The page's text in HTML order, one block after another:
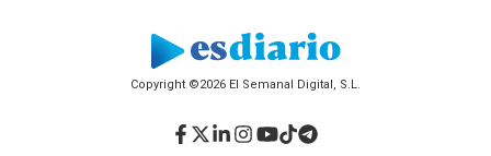
Copyright ©2026 El Semanal Digital, S.L.
Facebook
Twitter
LinkedIn
Instagram
YouTube
TikTok
Telegram